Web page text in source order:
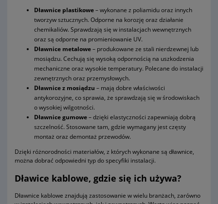
Dławnice plastikowe– wykonane z poliamidu oraz innych
tworzyw sztucznych. Odporne na korozję oraz działanie
chemikaliów. Sprawdzają się w instalacjach wewnętrznych
oraz są odporne na promieniowanie UV.
Dławnice metalowe– produkowane ze stali nierdzewnej lub
mosiądzu. Cechują się wysoką odpornością na uszkodzenia
mechaniczne oraz wysokie temperatury. Polecane do instalacji
zewnętrznych oraz przemysłowych.
Dławnice z mosiądzu – mają dobre właściwości
antykorozyjne, co sprawia, że sprawdzają się w środowiskach
o wysokiej wilgotności.
Dławnice gumowe– dzięki elastyczności zapewniają dobrą
szczelność. Stosowane tam, gdzie wymagany jest częsty
montaż oraz demontaż przewodów.
Dzięki różnorodności materiałów, z których wykonane są dławnice,
można dobrać odpowiedni typ do specyfiki instalacji.
Dławice kablowe, gdzie się ich używa?
Dławnice kablowe znajdują zastosowanie w wielu branżach, zarówno